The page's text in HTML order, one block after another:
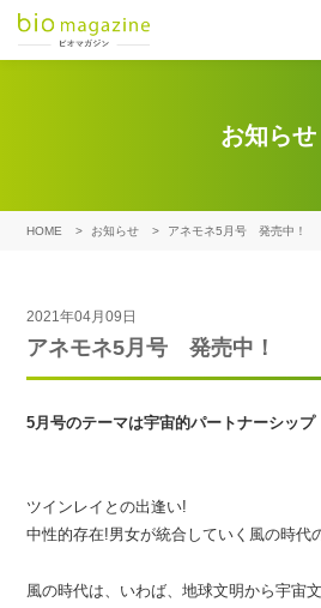
お知らせ
HOME > お知らせ > アネモネ5月号 発売中！
2021年04月09日
アネモネ5月号 発売中！
5月号のテーマは宇宙的パートナーシップ
ツインレイとの出逢い!
中性的存在!男女が統合していく風の時代
風の時代は、いわば、地球文明から宇宙